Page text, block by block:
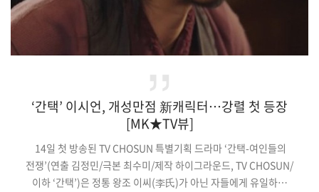
‘간택’ 이시언, 개성만점 新캐릭터…강렬 첫 등장
[MK★TV뷰]
14일 첫 방송된 TV CHOSUN 특별기획 드라마 ‘간택-여인들의
전쟁’(연출 김정민/극본 최수미/제작 하이그라운드, TV CHOSUN/
이하 ‘간택’)은 정통 왕조 이씨(李氏)가 아닌 자들에게 유일하게